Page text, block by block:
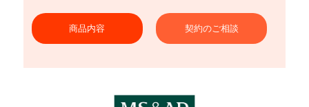
商品内容 契約のご相談